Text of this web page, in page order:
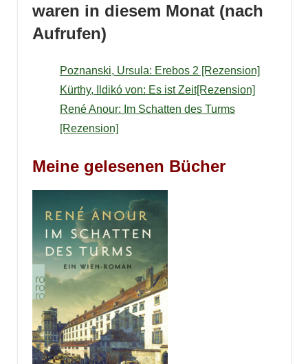
waren in diesem Monat (nach
Aufrufen)
Poznanski, Ursula: Erebos 2 [Rezension]
Kürthy, Ildikó von: Es ist Zeit[Rezension]
René Anour: Im Schatten des Turms
[Rezension]
Meine gelesenen Bücher